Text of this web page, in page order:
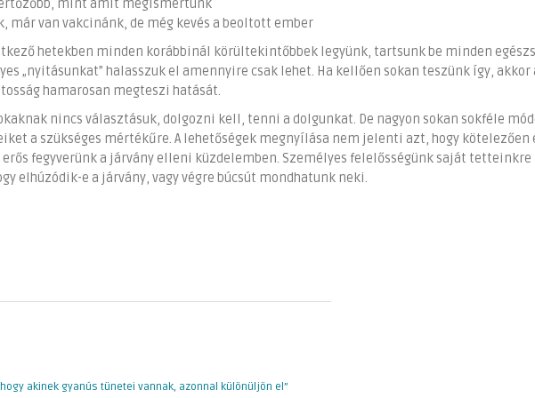
mint amit megismertünk
már van vakcinánk, de még kevés a beoltott ember
hetekben minden korábbinál körültekintőbbek legyünk, tartsunk be minden
„nyitásunkat” halasszuk el amennyire csak lehet. Ha kellően sokan teszünk így, akkor
hamarosan megteszi hatását.
nincs választásuk, dolgozni kell, tenni a dolgunkat. De nagyon sokan sokféle
a szükséges mértékűre. A lehetőségek megnyílása nem jelenti azt, hogy kötelezően
fegyverünk a járvány elleni küzdelemben. Személyes felelősségünk saját tetteinkre
elhúzódik-e a járvány, vagy végre búcsút mondhatunk neki.
akinek gyanús tünetei vannak, azonnal különüljön el”